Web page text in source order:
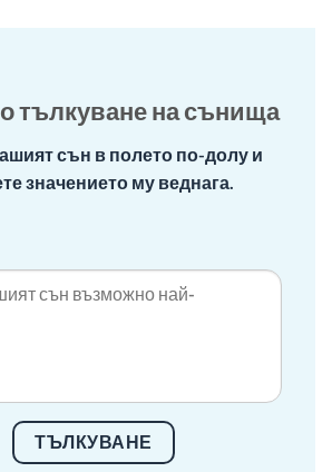
тълкуване на сънища
сън в полето по-долу и
значението му веднага.
ТЪЛКУВАНЕ